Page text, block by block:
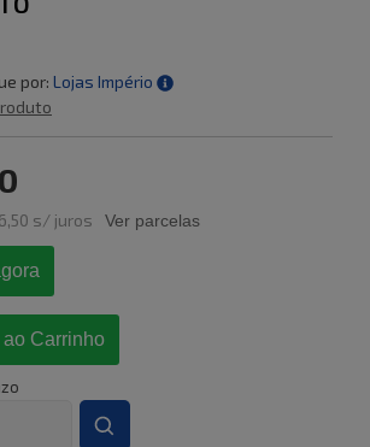
por: Lojas Império
s/ juros Ver parcelas
Carrinho